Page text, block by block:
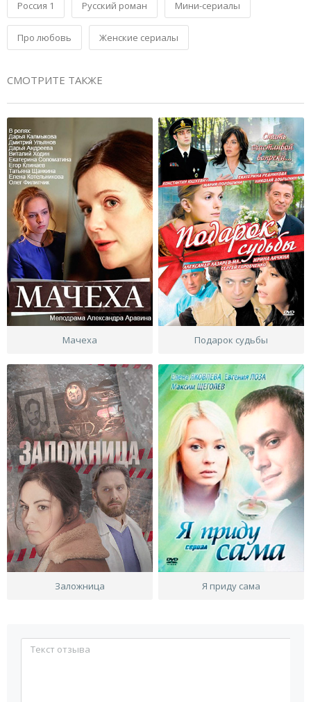
Россия 1 Русский роман Мини-сериалы
Про любовь Женские сериалы
СМОТРИТЕ ТАКЖЕ
Мачеха Подарок судьбы
Заложница Я приду сама